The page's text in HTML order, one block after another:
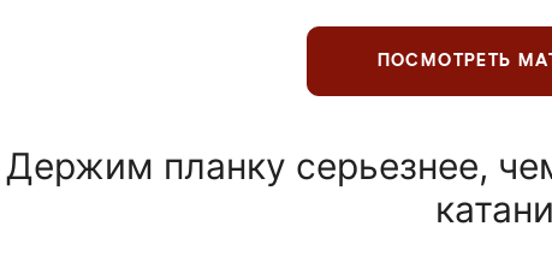
ПОСМОТРЕТЬ
Держим планку серьезнее,